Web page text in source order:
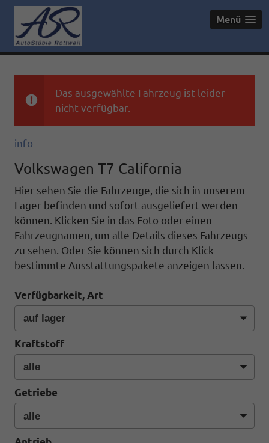
Menü
Das ausgewählte Fahrzeug ist leider
nicht verfügbar.
info
Volkswagen T7 California
Hier sehen Sie die Fahrzeuge, die sich in unserem
Lager befinden und sofort ausgeliefert werden
können. Klicken Sie in das Foto oder einen
Fahrzeugnamen, um alle Details dieses Fahrzeugs
zu sehen. Oder Sie können sich durch Klick
bestimmte Ausstattungspakete anzeigen lassen.
Verfügbarkeit, Art
Kraftstoff
Getriebe